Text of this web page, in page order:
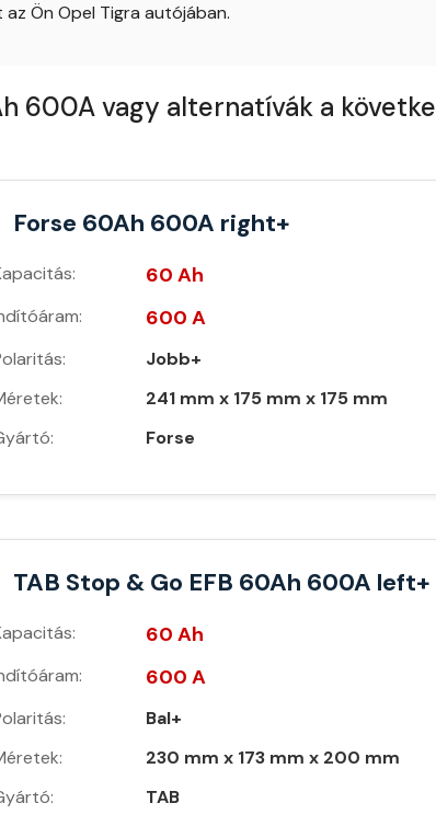
Ön Opel Tigra autójában.
600A vagy alternatívák a
Forse 60Ah 600A right+
60 Ah
600 A
Jobb+
241 mm x 175 mm x 175 mm
Forse
TAB Stop & Go EFB 60Ah 600A left+
60 Ah
600 A
Bal+
230 mm x 173 mm x 200 mm
TAB